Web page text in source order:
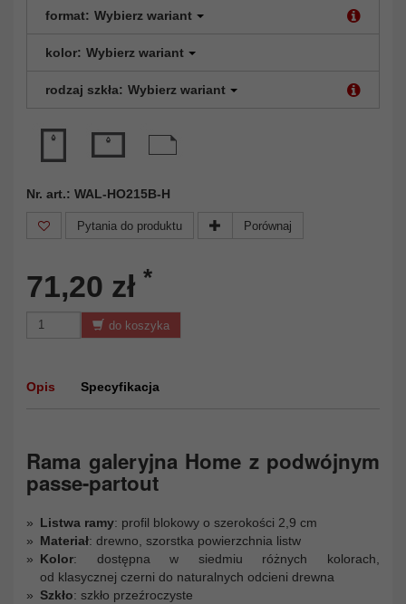
format: Wybierz wariant
kolor: Wybierz wariant
rodzaj szkła: Wybierz wariant
Nr. art.: WAL-HO215B-H
Pytania do produktu Porównaj
71,20 zł *
do koszyka
Opis Specyfikacja
Rama galeryjna Home z podwójnym
passe-partout
Listwa ramy: profil blokowy o szerokości 2,9 cm
Materiał: drewno, szorstka powierzchnia listw
Kolor: dostępna w siedmiu różnych kolorach,
od klasycznej czerni do naturalnych odcieni drewna
Szkło: szkło przeźroczyste